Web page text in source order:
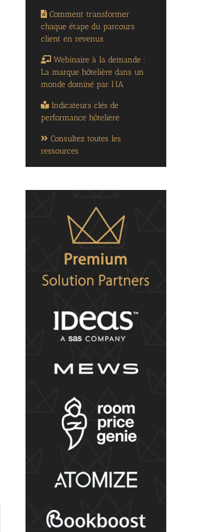
Comment transformer
chaque étape du parcours
client en revenus
Webinaire à la demande :
La marque hôtelière dans un
monde dominé par l’IA
Indicateurs clés de
performance hôtelière
Consultez toutes les
ressources